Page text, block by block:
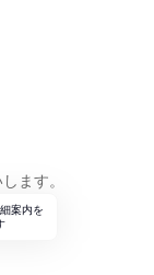
ます。
案内を